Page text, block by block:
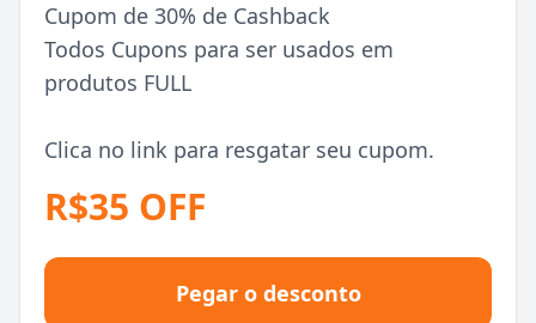
Cupom de 30% de Cashback
Todos Cupons para ser usados em
produtos FULL
Clica no link para resgatar seu cupom.
R$35 OFF
Pegar o desconto